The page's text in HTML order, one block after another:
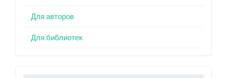
Для авторов
Для библиотек